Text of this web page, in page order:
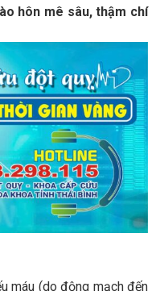
hôn mê sâu, thậm chí
máu (do động mạch đến